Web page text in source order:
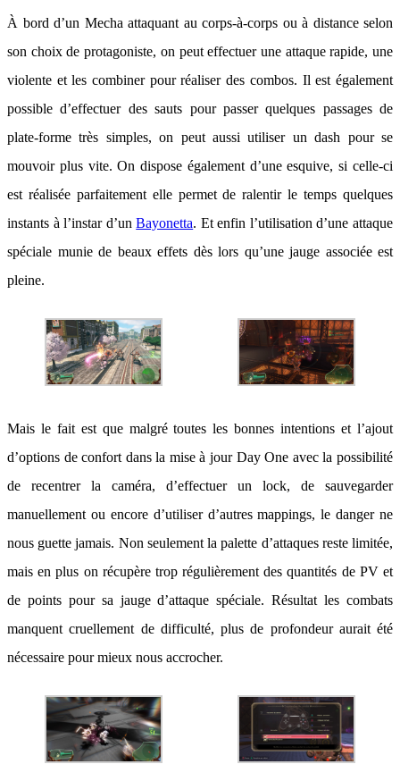
À bord d’un Mecha attaquant au corps-à-corps ou à distance selon
son choix de protagoniste, on peut effectuer une attaque rapide, une
violente et les combiner pour réaliser des combos. Il est également
possible d’effectuer des sauts pour passer quelques passages de
plate-forme très simples, on peut aussi utiliser un dash pour se
mouvoir plus vite. On dispose également d’une esquive, si celle-ci
est réalisée parfaitement elle permet de ralentir le temps quelques
instants à l’instar d’unBayonetta. Et enfin l’utilisation d’une attaque
spéciale munie de beaux effets dès lors qu’une jauge associée est
pleine.
Mais le fait est que malgré toutes les bonnes intentions et l’ajout
d’options de confort dans la mise à jour Day One avec la possibilité
de recentrer la caméra, d’effectuer un lock, de sauvegarder
manuellement ou encore d’utiliser d’autres mappings, le danger ne
nous guette jamais. Non seulement la palette d’attaques reste limitée,
mais en plus on récupère trop régulièrement des quantités de PV et
de points pour sa jauge d’attaque spéciale. Résultat les combats
manquent cruellement de difficulté, plus de profondeur aurait été
nécessaire pour mieux nous accrocher.